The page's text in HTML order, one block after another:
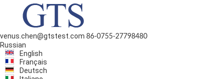
venus.chen@gtstest.com 86-0755-27798480
Russian
English
Français
Deutsch